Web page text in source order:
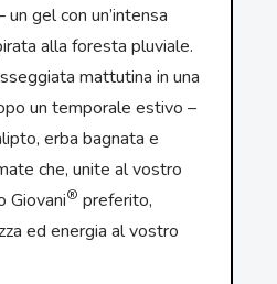
un gel con un’intensa
alla foresta pluviale.
mattutina in una
un temporale estivo –
erba bagnata e
che, unite al vostro
Giovani® preferito,
ed energia al vostro